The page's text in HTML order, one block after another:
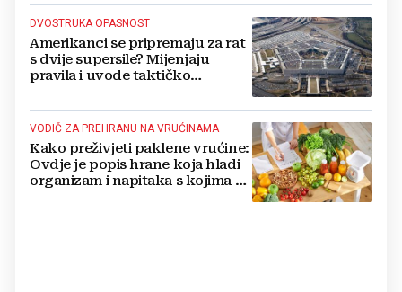
DVOSTRUKA OPASNOST
Amerikanci se pripremaju za rat
s dvije supersile? Mijenjaju
pravila i uvode taktičko
VODIČ ZA PREHRANU NA VRUĆINAMA
Kako preživjeti paklene vrućine:
Ovdje je popis hrane koja hladi
organizam i napitaka s kojima si